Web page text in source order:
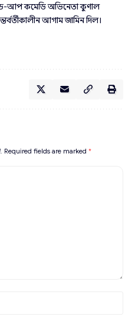
আপ কমেডি অভিনেতা কুণাল
আগাম জামিন দিল।
Required fields are marked *